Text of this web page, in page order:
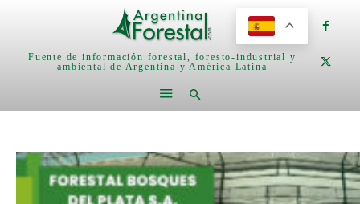
Fuente de información forestal, foresto-industrial y
ambiental de Argentina y América Latina